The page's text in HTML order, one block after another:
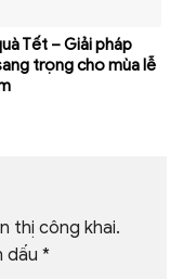
Tết – Giải pháp
trọng cho mùa lễ
thị công khai.
dấu *